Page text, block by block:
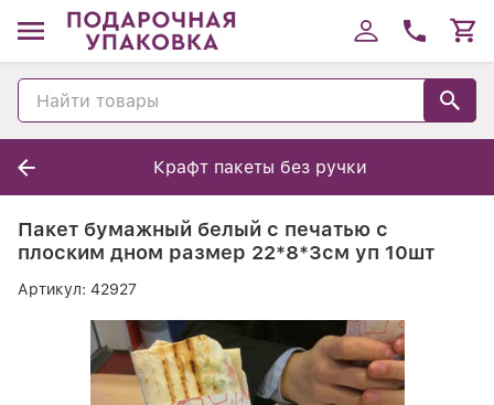
Крафт пакеты без ручки
Пакет бумажный белый с печатью с
плоским дном размер 22*8*3см уп 10шт
Артикул: 42927